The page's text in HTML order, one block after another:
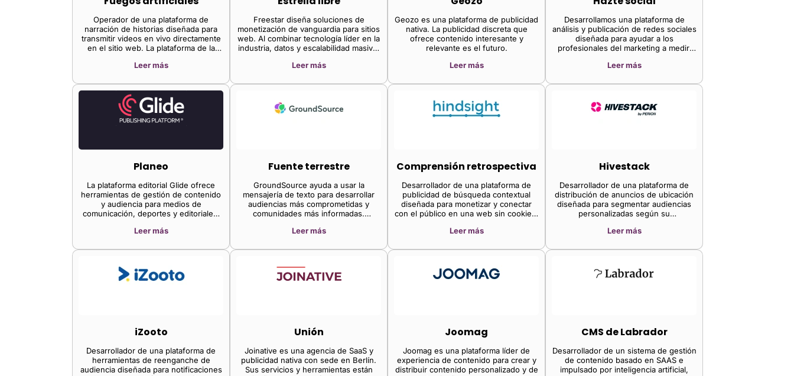
recompensa, video y acceso directo a
la demanda premium a través de The
Trade Desk OpenPath.
Operador de una plataforma de
narración de historias diseñada para
transmitir videos en vivo directamente
en el sitio web. La plataforma de la
video, generación de leads y
además de permitir la importación y
edición de videos, lo que permite a las
marcas interactuar y convertir a los
visitantes de su sitio web.
Leer más
Freestar diseña soluciones de
monetización de vanguardia para sitios
web. Al combinar tecnología líder en la
industria, datos y escalabilidad masiva,
con mucho trabajo maximizar sus
se liberan de las complicaciones de las
manera, los editores tienen más tiempo
para dedicarse a lo que mejor saben
Leer más
Geozo es una plataforma de publicidad
nativa. La publicidad discreta que
ofrece contenido interesante y
relevante es el futuro.
Leer más
Desarrollamos una plataforma de
análisis y publicación de redes sociales
diseñada para ayudar a los
profesionales del marketing a medir,
Esta plataforma aumenta la visibilidad,
proporciona un entorno social y
de las interacciones en redes sociales,
lo que permite a los clientes mejorar su
Leer más
Planeo
La plataforma editorial Glide ofrece
herramientas de gestión de contenido
y audiencia para medios de
comunicación, deportes y editoriales,
de ingresos y el crecimiento de la
gestiona múltiples canales, incluyendo
informativos. Elimina la carga de
desarrollo y ayuda a los equipos
digitales y SEO automático. La
plataforma de datos de clientes Glide
Nexa unifica todos los datos
procesables de sus clientes, modela
usuarios y grupos, y gestiona los
derechos. La entrega de SaaS nativo
Leer más
Fuente terrestre
GroundSource ayuda a usar la
mensajería de texto para desarrollar
audiencias más comprometidas y
comunidades más informadas.
para diseñar un ciclo de interacción
relaciones más sólidas.
Leer más
Comprensión retrospectiva
Desarrollador de una plataforma de
publicidad de búsqueda contextual
diseñada para monetizar y conectar
con el público en una web sin cookies.
campañas orientadas al contenido y
dinámicamente según el contenido que
editores y anunciantes mejorar la
segmentación del contenido, la
Leer más
Hivestack
Desarrollador de una plataforma de
distribución de anuncios de ubicación
diseñada para segmentar audiencias
personalizadas según su
plataforma rastrea y recopila datos
animados que permiten visualizar las
permite a las empresas acceder al
servidor de anuncios, lo que les ayuda
Leer más
iZooto
Desarrollador de una plataforma de
herramientas de reenganche de
audiencia diseñada para notificaciones
Unión
Joinative es una agencia de SaaS y
publicidad nativa con sede en Berlín.
Sus servicios y herramientas están
Joomag
Joomag es una plataforma líder de
experiencia de contenido para crear y
distribuir contenido personalizado y de
CMS de Labrador
Desarrollador de un sistema de gestión
de contenido basado en SAAS e
impulsado por inteligencia artificial,